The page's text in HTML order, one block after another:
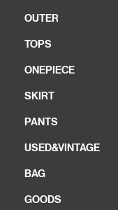
OUTER
TOPS
ONEPIECE
SKIRT
PANTS
USED&VINTAGE
BAG
GOODS